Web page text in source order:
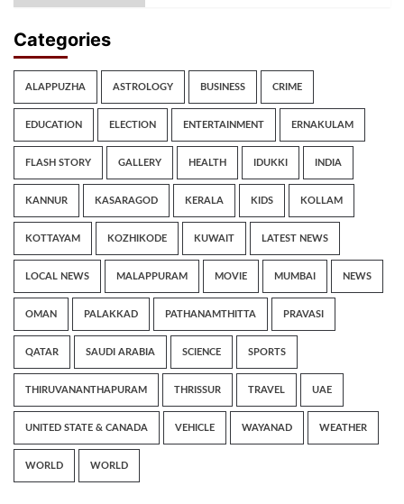
Categories
ALAPPUZHA ASTROLOGY BUSINESS CRIME
EDUCATION ELECTION ENTERTAINMENT ERNAKULAM
FLASH STORY GALLERY HEALTH IDUKKI INDIA
KANNUR KASARAGOD KERALA KIDS KOLLAM
KOTTAYAM KOZHIKODE KUWAIT LATEST NEWS
LOCAL NEWS MALAPPURAM MOVIE MUMBAI NEWS
OMAN PALAKKAD PATHANAMTHITTA PRAVASI
QATAR SAUDI ARABIA SCIENCE SPORTS
THIRUVANANTHAPURAM THRISSUR TRAVEL UAE
UNITED STATE & CANADA VEHICLE WAYANAD WEATHER
WORLD WORLD